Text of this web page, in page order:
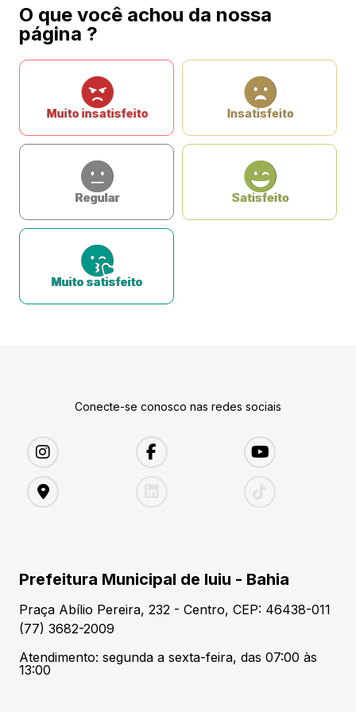
O que você achou da nossa
página ?
Muito insatisfeito Insatisfeito
Regular Satisfeito
Muito satisfeito
Conecte-se conosco nas redes sociais
Prefeitura Municipal de Iuiu - Bahia
Praça Abílio Pereira, 232 - Centro, CEP: 46438-011
(77) 3682-2009
Atendimento: segunda a sexta-feira, das 07:00 às
13:00